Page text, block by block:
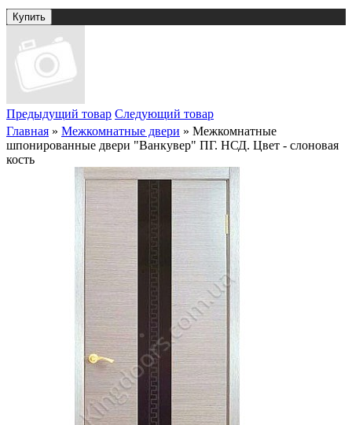
Предыдущий товар Следующий товар
Главная » Межкомнатные двери » Межкомнатные
шпонированные двери "Ванкувер" ПГ. НСД. Цвет - слоновая
кость